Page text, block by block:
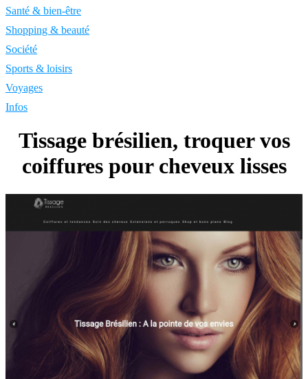
Santé & bien-être
Shopping & beauté
Société
Sports & loisirs
Voyages
Infos
Tissage brésilien, troquer vos
coiffures pour cheveux lisses